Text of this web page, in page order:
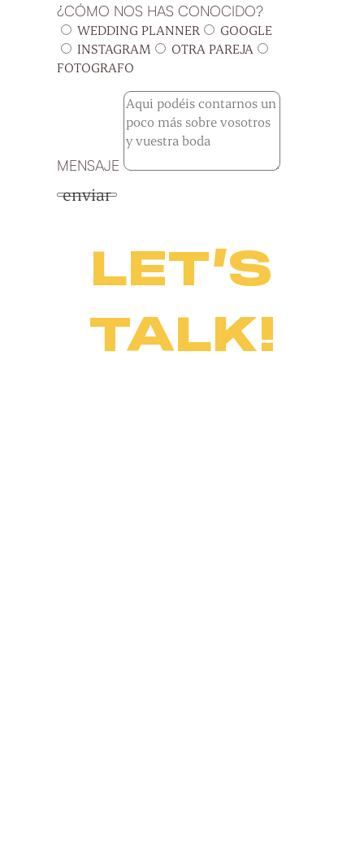
¿CÓMO NOS HAS CONOCIDO?
WEDDING PLANNER
GOOGLE
INSTAGRAM
OTRA PAREJA
FOTOGRAFO
MENSAJE
enviar
LET’S
TALK!